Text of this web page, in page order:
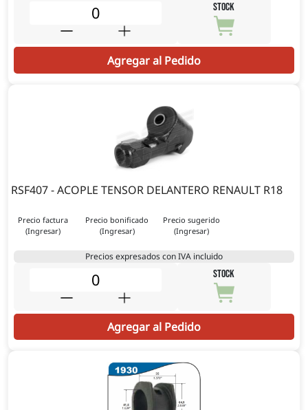
STOCK
Agregar al Pedido
RSF407 - ACOPLE TENSOR DELANTERO RENAULT R18
Precio factura
(Ingresar)
Precio bonificado
(Ingresar)
Precio sugerido
(Ingresar)
Precios expresados con IVA incluido
STOCK
Agregar al Pedido